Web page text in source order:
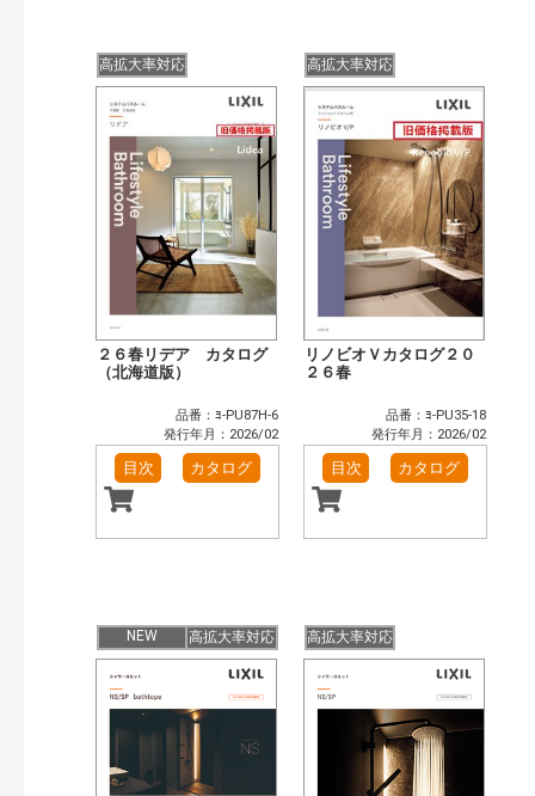
高拡大率対応
２６春リデア カタログ
（北海道版）
品番：ﾖ-PU87H-6
発行年月：2026/02
目次 カタログ
高拡大率対応
リノビオＶカタログ２０
２６春
品番：ﾖ-PU35-18
発行年月：2026/02
目次 カタログ
NEW 高拡大率対応 高拡大率対応